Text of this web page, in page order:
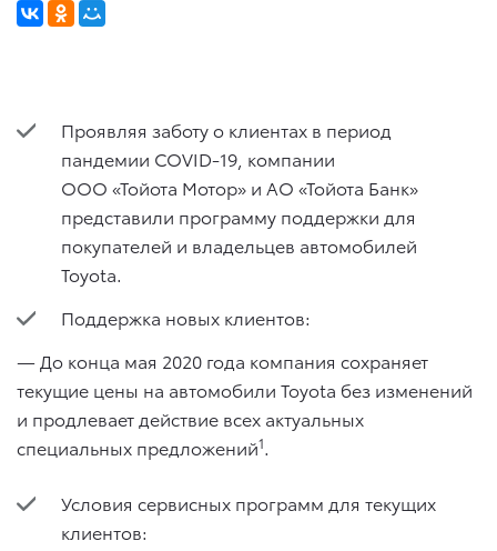
Проявляя заботу о клиентах в период
пандемии COVID-19, компании
ООО «Тойота Мотор» и АО «Тойота Банк»
представили программу поддержки для
покупателей и владельцев автомобилей
Toyota.
Поддержка новых клиентов:
— До конца мая 2020 года компания сохраняет
текущие цены на автомобили Toyota без изменений
и продлевает действие всех актуальных
специальных предложений1.
Условия сервисных программ для текущих
клиентов: